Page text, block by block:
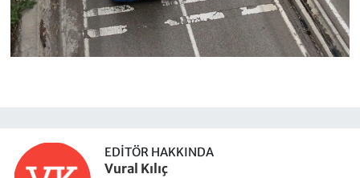
EDITÖR HAKKINDA
Vural Kılıç